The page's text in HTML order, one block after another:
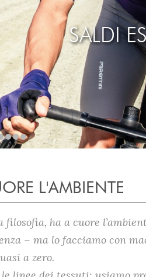
SALDI
L'AMBIENTE
ha a cuore
– ma lo facciamo con
a zero.